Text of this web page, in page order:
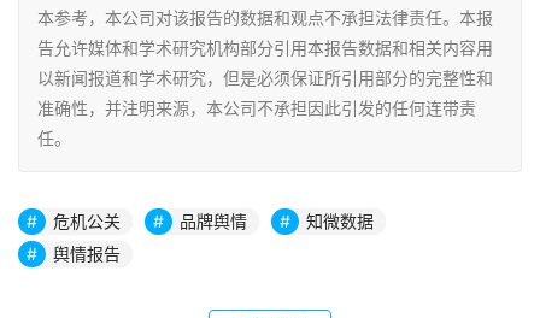
本参考，本公司对该报告的数据和观点不承担法律责任。本报
告允许媒体和学术研究机构部分引用本报告数据和相关内容用
以新闻报道和学术研究，但是必须保证所引用部分的完整性和
准确性，并注明来源，本公司不承担因此引发的任何连带责
任。
危机公关 品牌舆情
知微数据
舆情报告